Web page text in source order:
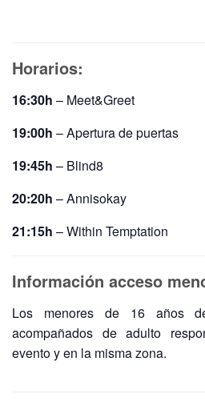
Horarios:
16:30h – Meet&Greet
19:00h – Apertura de puertas
19:45h – Blind8
20:20h – Annisokay
21:15h – Within Temptation
Información acceso
Los menores de 16 años
acompañados de adulto
evento y en la misma zona.